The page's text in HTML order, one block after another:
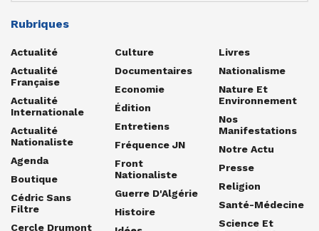
Rubriques
Actualité
Actualité
Française
Actualité
Internationale
Actualité
Nationaliste
Agenda
Boutique
Cédric Sans
Filtre
Cercle Drumont
Culture
Documentaires
Economie
Édition
Entretiens
Fréquence JN
Front
Nationaliste
Guerre D'Algérie
Histoire
Livres
Nationalisme
Nature Et
Environnement
Nos
Manifestations
Notre Actu
Presse
Religion
Santé-Médecine
Science Et